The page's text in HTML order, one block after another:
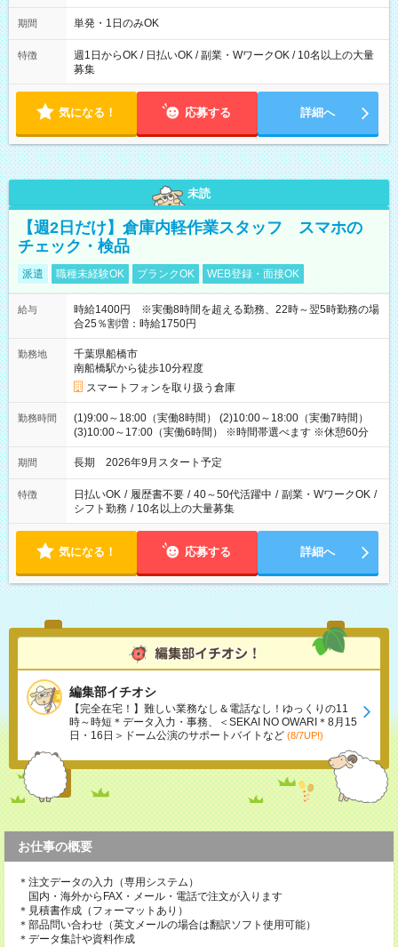
～21：00
期間 単発・1日のみOK
特徴
週1日からOK / 日払いOK / 副業・WワークOK / 10名以上の大量
募集
気になる！ 応募する 詳細へ
未読
【週2日だけ】倉庫内軽作業スタッフ スマホの
チェック・検品
派遣 職種未経験OK ブランクOK WEB登録・面接OK
給与
時給1400円 ※実働8時間を超える勤務、22時～翌5時勤務の場
合25％割増：時給1750円
勤務地
千葉県船橋市
南船橋駅から徒歩10分程度
スマートフォンを取り扱う倉庫
勤務時間
(1)9:00～18:00（実働8時間） (2)10:00～18:00（実働7時間）
(3)10:00～17:00（実働6時間） ※時間帯選べます ※休憩60分
期間 長期 2026年9月スタート予定
特徴 日払いOK / 履歴書不要 / 40～50代活躍中 / 副業・WワークOK /
シフト勤務 / 10名以上の大量募集
気になる！ 応募する 詳細へ
編集部イチオシ
【完全在宅！】難しい業務なし＆電話なし！ゆっくりの11
時～時短＊データ入力・事務、＜SEKAI NO OWARI＊8月15
日・16日＞ドーム公演のサポートバイトなど (8/7UP!)
お仕事の概要
＊注文データの入力（専用システム）
国内・海外からFAX・メール・電話で注文が入ります
＊見積書作成（フォーマットあり）
＊部品問い合わせ（英文メールの場合は翻訳ソフト使用可能）
＊データ集計や資料作成